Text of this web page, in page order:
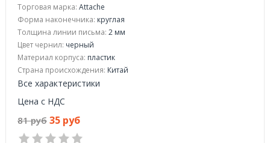
Торговая марка: Attache
Форма наконечника: круглая
Толщина линии письма: 2 мм
Цвет чернил: черный
Материал корпуса: пластик
Страна происхождения: Китай
Все характеристики
Цена с НДС
81 руб 35 руб